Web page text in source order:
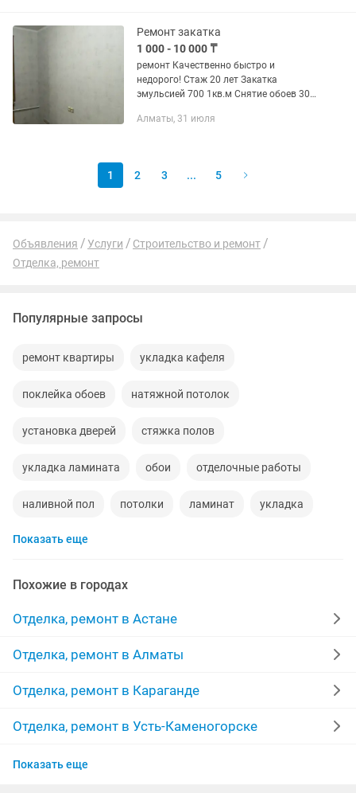
Ремонт закатка
1 000 - 10 000 ₸
ремонт Качественно быстро и
недорого! Стаж 20 лет Закатка
эмульсией 700 1кв.м Снятие обоев 300
Наклейка галтелей 300 погонный метр
Алматы, 31 июля
1 2 3 ... 5
Объявления Услуги
Строительство и ремонт
Отделка, ремонт
Популярные запросы
ремонт квартиры укладка кафеля
поклейка обоев натяжной потолок
установка дверей стяжка полов
укладка ламината обои отделочные работы
наливной пол потолки ламинат укладка
мелкий ремонт
мастер межкомнатные двери
качественно забор покраска стен
укладка плитки травертин
декоративная штукатурка покраска
побелка потолков
Показать еще
Похожие в городах
Отделка, ремонт в Астане
Отделка, ремонт в Алматы
Отделка, ремонт в Караганде
Отделка, ремонт в Усть-Каменогорске
Отделка, ремонт в Актобе
Показать еще